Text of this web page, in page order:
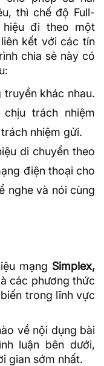
thì chế độ Full-
đi theo một
kết với các tín
chia sẻ này có
khác nhau.
trách nhiệm
nhiệm gửi.
di chuyển theo
điện thoại cho
nghe và nói cùng
mạng Simplex,
các phương thức
trong lĩnh vực
về nội dụng bài
luận bên dưới,
gian sớm nhất.